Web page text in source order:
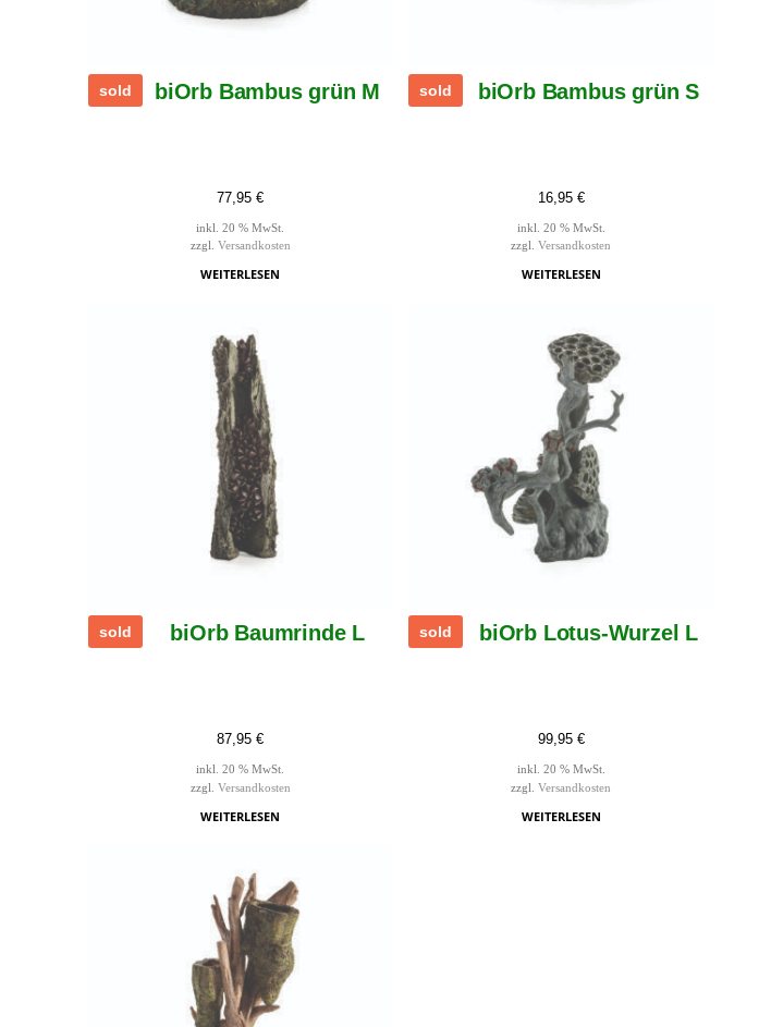
sold biOrb Bambus grün M
77,95€
inkl. 20 % MwSt.
zzgl. Versandkosten
WEITERLESEN
sold biOrb Bambus grün S
16,95 €
inkl. 20 % MwSt.
zzgl. Versandkosten
WEITERLESEN
sold biOrb Baumrinde L
87,95€
inkl. 20 % MwSt.
zzgl. Versandkosten
WEITERLESEN
sold biOrb Lotus-Wurzel L
99,95 €
inkl. 20 % MwSt.
zzgl.Versandkosten
WEITERLESEN